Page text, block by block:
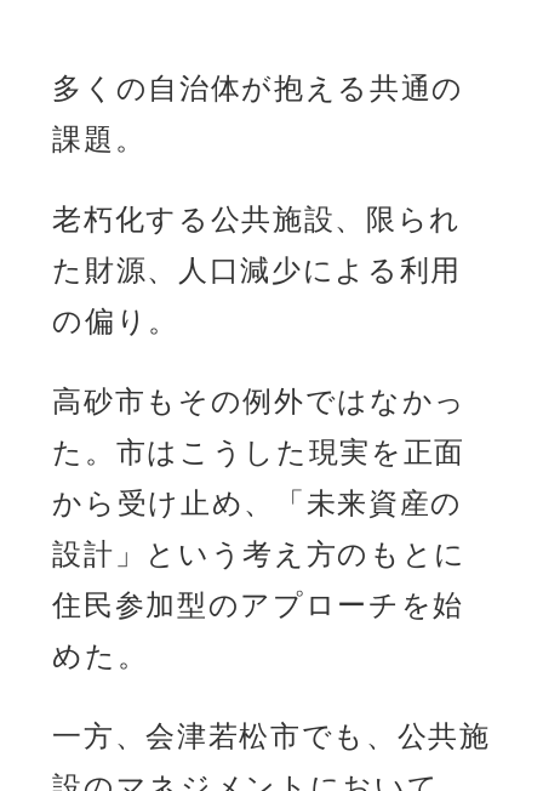
多くの自治体が抱える共通の
課題。
老朽化する公共施設、限られ
た財源、人口減少による利用
の偏り。
高砂市もその例外ではなかっ
た。市はこうした現実を正面
から受け止め、「未来資産の
設計」という考え方のもとに
住民参加型のアプローチを始
めた。
一方、会津若松市でも、公共施